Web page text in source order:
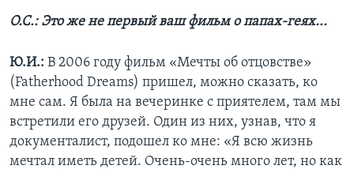
О.С.: Это же не первый ваш фильм о папах-геях...
Ю.И.: В 2006 году фильм «Мечты об отцовстве»
(Fatherhood Dreams) пришел, можно сказать, ко
мне сам. Я была на вечеринке с приятелем, там мы
встретили его друзей. Один из них, узнав, что я
документалист, подошел ко мне: «Я всю жизнь
мечтал иметь детей. Очень-очень много лет, но как